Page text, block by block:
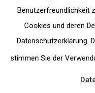
Benutzerfreundlichkeit
Cookies und deren
Datenschutzerklärung.
stimmen Sie der